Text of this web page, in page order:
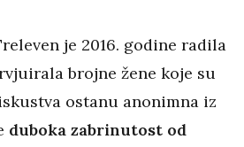
je 2016. godine radila
brojne žene koje su
ostanu anonimna iz
duboka zabrinutost od